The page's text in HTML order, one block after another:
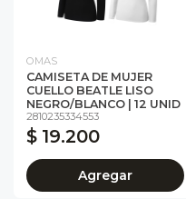
OMAS
CAMISETA DE MUJER
CUELLO BEATLE LISO
NEGRO/BLANCO | 12 UNID
2810235334553
$ 19.200
Agregar